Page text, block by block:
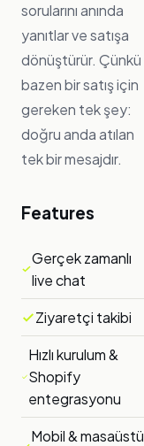
sorularını anında
yanıtlar ve satışa
dönüştürür. Çünkü
bazen bir satış için
gereken tek şey:
doğru anda atılan
tek bir mesajdır.
Features
Gerçek zamanlı
live chat
Ziyaretçi takibi
Hızlı kurulum &
Shopify
entegrasyonu
Mobil & masaüstü